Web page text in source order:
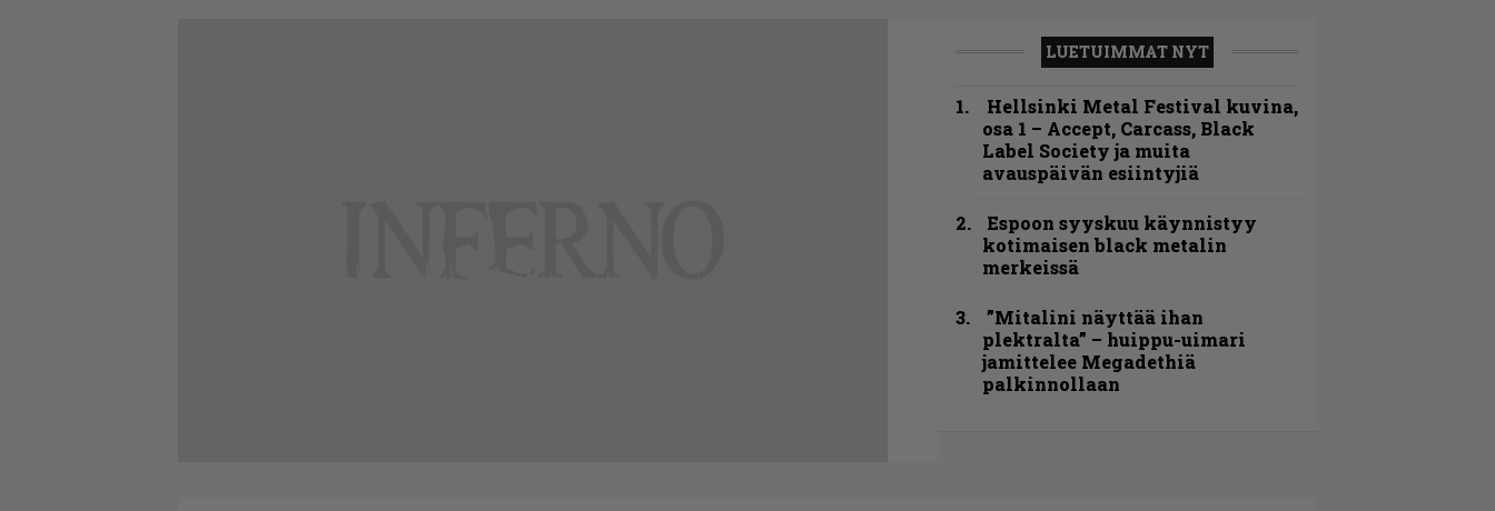
LUETUIMMAT NYT
Hellsinki Metal Festival kuvina,
osa 1 – Accept, Carcass, Black
Label Society ja muita
avauspäivän esiintyjiä
Espoon syyskuu käynnistyy
kotimaisen black metalin
merkeissä
”Mitalini näyttää ihan
plektralta” – huippu-uimari
jamittelee Megadethiä
palkinnollaan